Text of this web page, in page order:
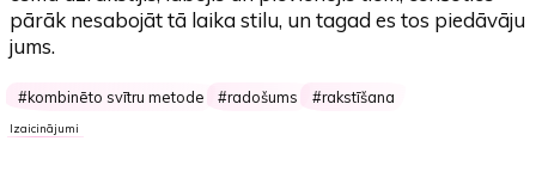
pārāk nesabojāt tā laika stilu, un tagad es tos piedāvāju
jums.
kombinēto svītru metode radošums rakstīšana
Izaicinājumi